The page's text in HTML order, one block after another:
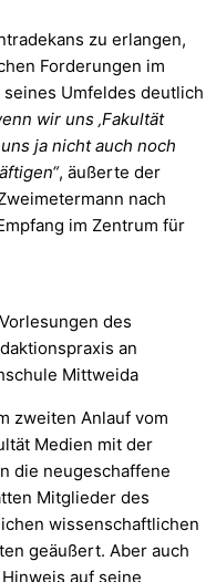
zu erlangen,
Forderungen im
Umfeldes deutlich
wir uns ‚Fakultät
ja nicht auch noch
, äußerte der
nach
im Zentrum für
des
an
Mittweida
zweiten Anlauf vom
Medien mit der
die neugeschaffene
Mitglieder des
wissenschaftlichen
geäußert. Aber auch
auf seine